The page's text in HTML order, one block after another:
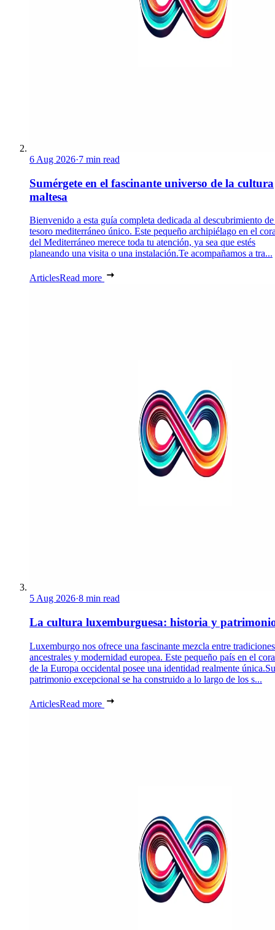
6 Aug 2026·7 min read
Sumérgete en el fascinante universo de la cultura
maltesa
Bienvenido a esta guía completa dedicada al descubrimiento
tesoro mediterráneo único. Este pequeño archipiélago en el
del Mediterráneo merece toda tu atención, ya sea que estés
planeando una visita o una instalación.Te acompañamos a tra...
ArticlesRead more
5 Aug 2026·8 min read
La cultura luxemburguesa: historia y
Luxemburgo nos ofrece una fascinante mezcla entre tradiciones
ancestrales y modernidad europea. Este pequeño país en el
de la Europa occidental posee una identidad realmente única.Su
patrimonio excepcional se ha construido a lo largo de los s...
ArticlesRead more